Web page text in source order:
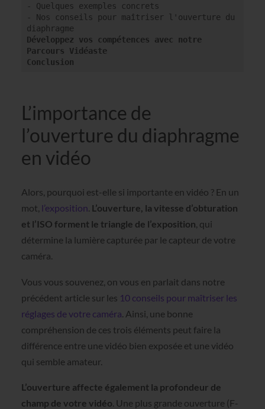
- Quelques exemples concrets
- Nos conseils pour maîtriser l'ouverture du
Développez vos compétences avec notre
Parcours Vidéaste
Conclusion
L’importance de
l’ouverture du diaphragme
en vidéo
Alors, pourquoi est-elle si importante en vidéo ? En un
mot, l’exposition. L’ouverture, la vitesse d’obturation
et l’ISO forment le triangle de l’exposition, qui
détermine la lumière capturée par le capteur de votre
caméra.
Vous vous souvenez, on vous en parlait dans notre
précédent article sur les 10 conseils pour maîtriser les
réglages de votre caméra . Ainsi, une bonne
compréhension de ces trois éléments peut faire la
différence entre une vidéo bien exposée et une vidéo
qui semble amateur.
L’ouverture affecte également la profondeur de
champ de votre vidéo . Une plus grande ouverture (F-